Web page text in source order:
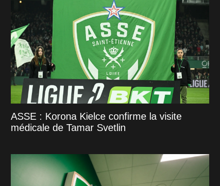
ASSE : Korona Kielce confirme la visite
médicale de Tamar Svetlin